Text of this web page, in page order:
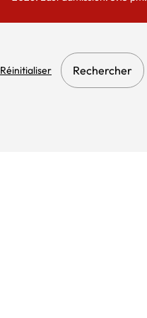
Réinitialiser Rechercher